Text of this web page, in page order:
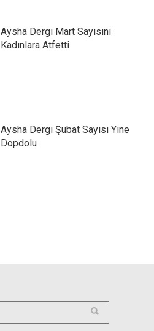
Aysha Dergi Mart Sayısını
Kadınlara Atfetti
Aysha Dergi Şubat Sayısı Yine
Dopdolu